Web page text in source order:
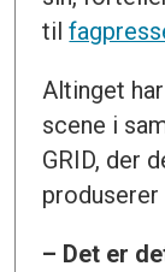
til
Altinget
scene i
GRID, der
– Det er